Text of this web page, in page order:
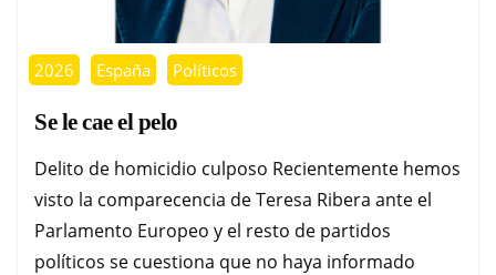
2026 España Políticos
Se le cae el pelo
Delito de homicidio culposo Recientemente hemos
visto la comparecencia de Teresa Ribera ante el
Parlamento Europeo y el resto de partidos
políticos se cuestiona que no haya informado